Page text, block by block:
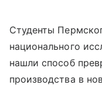
Студенты
национального
нашли способ
производства в